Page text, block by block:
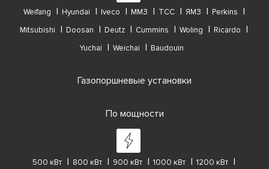
Weifang Hyundai Iveco ММЗ ТСС ЯМЗ
Perkins
Mitsubishi
Doosan Deutz Cummins Woling
Ricardo
Yuchai
Weichai Baudouin
Газопоршневые установки
По мощности
500 кВт 800 кВт 900 кВт 1000 кВт
1200 кВт